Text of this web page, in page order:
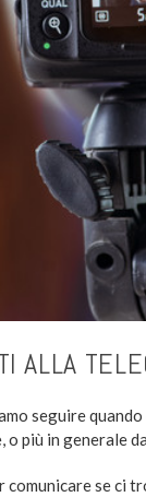
ALLA
seguire
o più in generale
se ci